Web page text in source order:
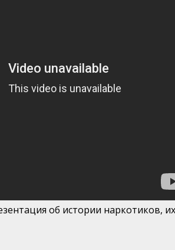
об истории наркотиков,